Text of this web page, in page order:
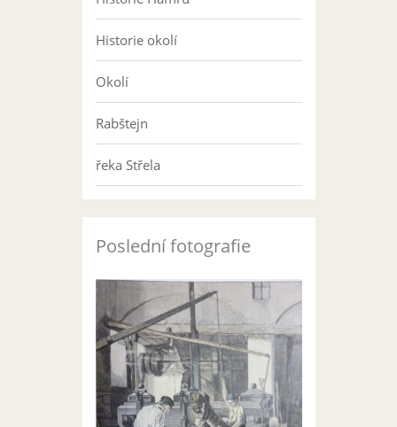
Historie okolí
Okolí
Rabštejn
řeka Střela
Poslední fotografie